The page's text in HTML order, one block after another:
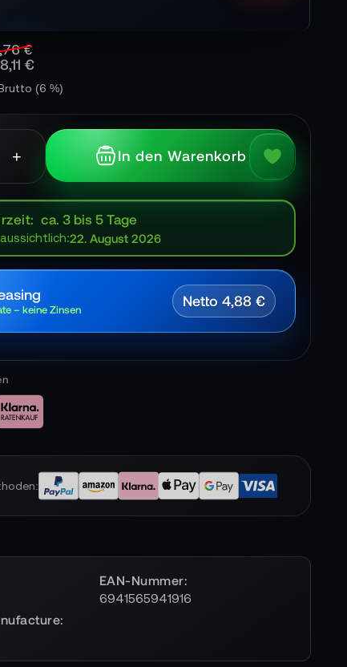
€
€
(6 %)
+ In den Warenkorb
ca. 3 bis 5 Tage
22. August 2026
– keine Zinsen Netto 4,88 €
EAN-Nummer
6941565941916